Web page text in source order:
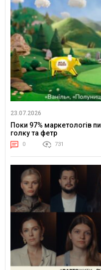
23.07.2026
Поки 97% маркетологів
голку та фетр
0 731